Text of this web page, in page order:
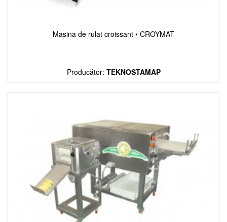
Masina de rulat croissant • CROYMAT
Producător: TEKNOSTAMAP